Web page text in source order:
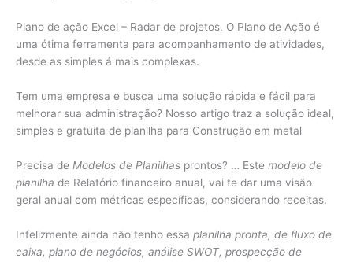
Plano de ação Excel – Radar de projetos. O Plano de Ação é
uma ótima ferramenta para acompanhamento de atividades,
desde as simples á mais complexas.
Tem uma empresa e busca uma solução rápida e fácil para
melhorar sua administração? Nosso artigo traz a solução ideal,
simples e gratuita de planilha para Construção em metal
Precisa de Modelos de Planilhas prontos? … Este modelo de
planilha de Relatório financeiro anual, vai te dar uma visão
geral anual com métricas específicas, considerando receitas.
Infelizmente ainda não tenho essa planilha pronta, de fluxo de
caixa, plano de negócios, análise SWOT, prospecção de